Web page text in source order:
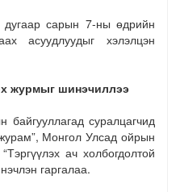
сарын 7-ны өдрийн
асуудлуудыг хэлэлцэн
журмыг шинэчиллээ
байгууллагад суралцагчид
Монгол Улсад ойрын
ач холбогдолтой
гаргалаа.